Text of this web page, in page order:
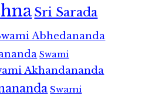
Sri Sarada
Abhedananda
Swami
Akhandananda
Swami